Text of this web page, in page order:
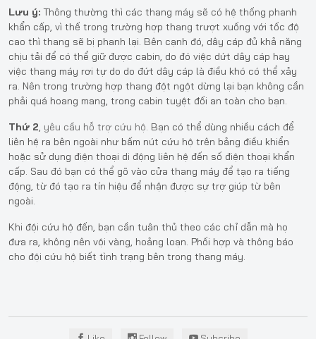
Lưu ý: Thông thường thì các thang máy sẽ có hệ thống phanh
khẩn cấp, vì thế trong trường hợp thang trượt xuống với tốc độ
cao thì thang sẽ bị phanh lại. Bên cạnh đó, dây cáp đủ khả năng
chịu tải để có thể giữ được cabin, do đó việc dứt dây cáp hay
việc thang máy rơi tự do do đứt dây cáp là điều khó có thể xảy
ra. Nên trong trường hợp thang đột ngột dừng lại bạn không cần
phải quá hoang mang, trong cabin tuyệt đối an toàn cho bạn.
Thứ 2, yêu cầu hỗ trợ cứu hộ. Bạn có thể dùng nhiều cách để
liên hệ ra bên ngoài như bấm nút cứu hộ trên bảng điều khiển
hoặc sử dụng điện thoại di động liên hệ đến số điện thoại khẩn
cấp. Sau đó bạn có thể gõ vào cửa thang máy để tạo ra tiếng
động, từ đó tạo ra tín hiệu để nhận được sự trợ giúp từ bên
ngoài.
Khi đội cứu hộ đến, bạn cần tuân thủ theo các chỉ dẫn mà họ
đưa ra, không nên vội vàng, hoảng loạn. Phối hợp và thông báo
cho đội cứu hộ biết tình trạng bên trong thang máy.